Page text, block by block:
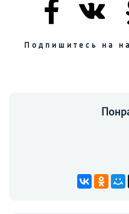
Подпишитесь на